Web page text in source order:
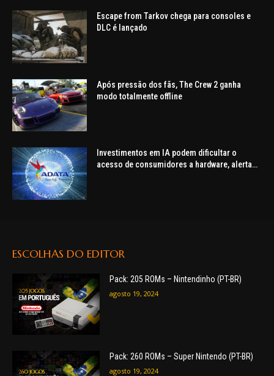
Escape from Tarkov chega para consoles e
DLC é lançado
Após pressão dos fãs, The Crew 2 ganha
modo totalmente offline
Investimentos em IA podem dificultar o
acesso de consumidores a hardware, alerta
ESCOLHAS DO EDITOR
Pack: 205 ROMs – Nintendinho (PT-BR)
agosto 19, 2024
Pack: 260 ROMs – Super Nintendo (PT-BR)
agosto 19, 2024